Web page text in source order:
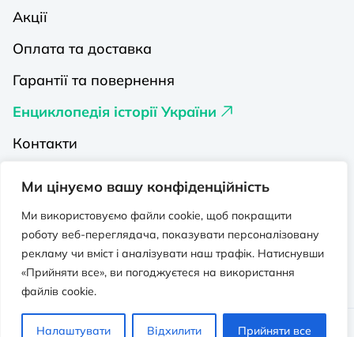
Ми цінуємо вашу конфіденційність
Ми використовуємо файли cookie, щоб покращити
роботу веб-переглядача, показувати персоналізовану
рекламу чи вміст і аналізувати наш трафік. Натиснувши
«Прийняти все», ви погоджуєтеся на використання
файлів cookie.
Налаштувати Відхилити Прийняти все
Акції
Оплата та доставка
Гарантії та повернення
Енциклопедія історії України
Контакти
Видавництва на Порталі
Політика конфіденційності
Публічна оферта
Видавничо-освітній проєкт “Портал”.